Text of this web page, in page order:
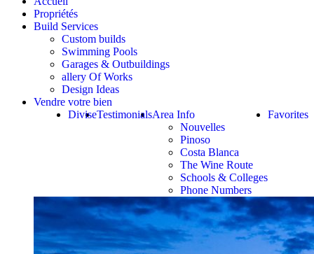
Propriétés
Build Services
Custom builds
Swimming Pools
Garages & Outbuildings
allery Of Works
Design Ideas
Vendre votre bien
Favorites
Area Info
Nouvelles
Pinoso
Costa Blanca
The Wine Route
Schools & Colleges
Phone Numbers
Testimonials
Divise